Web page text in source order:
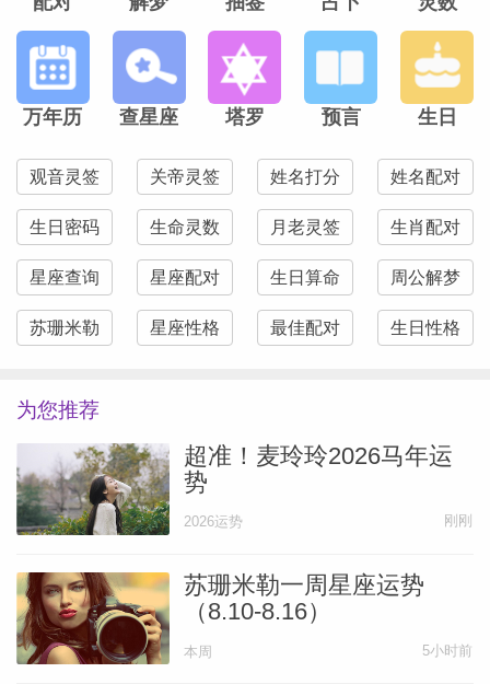
建议你自愿发起这件事的讨论，好好谈一
谈，最终你可以得到你需要也应得的结束。
狮子座 ——译者：臻新zx
亲爱的狮子座，这个月你能承担多少事情？
5月初，你可能会动力十足，准备好去征服
世界。幸运的是会有几个特别好的机会，正
需要眼下你这股充沛精力。这个月你可以过
得特别顺——不仅因为你能做成更多事，还
都非常重要。5月初，和新认识的人聊上几
句，没准能聊出点有意思的东西，带来一些
与钱相关项目的新想法。如果你足够勇敢去
冒险，可能会有非常丰厚的回报。你甚至可
在你舒适区之外的地方。是的，狮子座的你
大胆勇敢，但确实也有几个会让你望而却步
的领域——尽管你可能不会承认！如果你真
万年历 查星座 塔罗 预言 生日
观音灵签 关帝灵签 姓名打分 姓名配对
生日密码 生命灵数 月老灵签 生肖配对
星座查询 星座配对 生日算命 周公解梦
苏珊米勒 星座性格 最佳配对 生日性格
为您推荐
超准！麦玲玲2026马年运
势
2026运势 刚刚
苏珊米勒一周星座运势
（8.10-8.16）
本周 5小时前